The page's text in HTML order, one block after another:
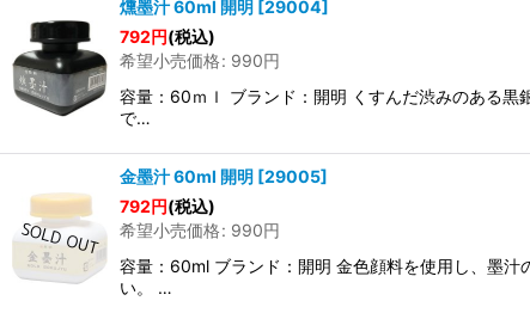
燻墨汁 60ml 開明 [29004]
792円(税込)
希望小売価格: 990円
容量：60ｍｌ ブランド：開明 くすんだ渋みのある黒
で…
金墨汁 60ml 開明 [29005]
792円(税込)
希望小売価格: 990円
容量：60ml ブランド：開明 金色顔料を使用し、墨
い。 …